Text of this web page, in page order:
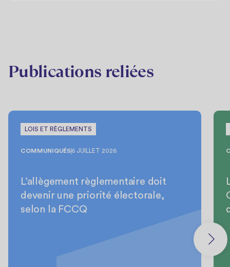
Publications reliées
LOIS ET RÈGLEMENTS
COMMUNIQUÉS 6 JUILLET 2026
L’allègement règlementaire doit
devenir une priorité électorale,
selon la FCCQ